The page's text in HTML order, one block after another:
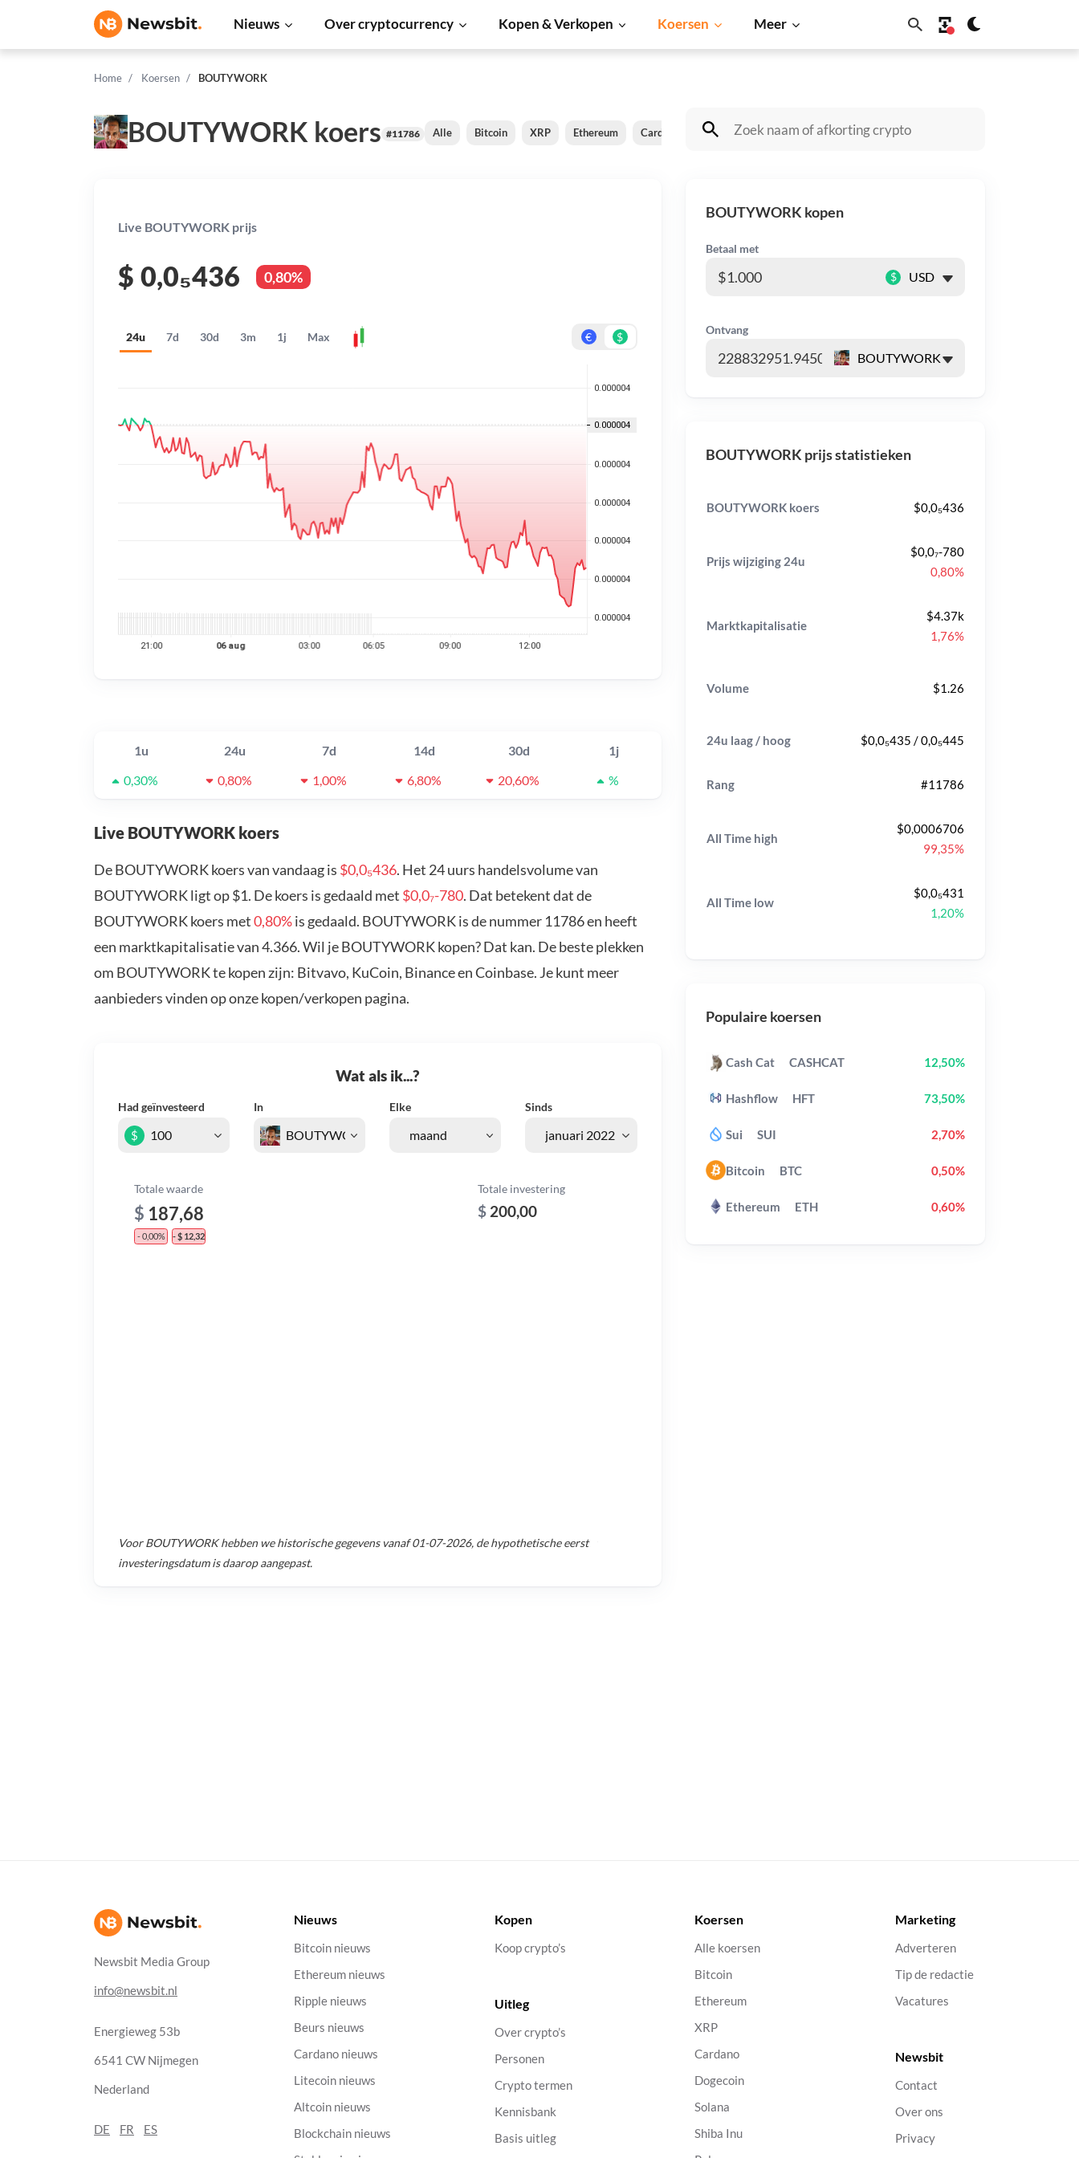
Nieuws Over cryptocurrency Kopen & Verkopen Koersen Meer
Home Koersen BOUTYWORK
BOUTYWORK koers #11786 Alle Bitcoin XRP Ethereum Cardano Shiba Inu Dogecoin Solana BNB
Live BOUTYWORK prijs
$ 0,0₅436 0,80%
24u 7d 30d 3m 1j Max € $
1u 24u 7d 14d 30d
1j
0,30%
0,80% 1,00% 6,80% 20,60% %
Live BOUTYWORK koers
De BOUTYWORK koers van vandaag is $0,0₅436. Het 24 uurs handelsvolume van
BOUTYWORK ligt op $1. De koers is gedaald met $0,0₇-780. Dat betekent dat de
BOUTYWORK koers met0,80%is gedaald. BOUTYWORK is de nummer 11786 en heeft
een marktkapitalisatie van 4.366. Wil je BOUTYWORK kopen? Dat kan. De beste plekken
om BOUTYWORK te kopen zijn: Bitvavo, KuCoin, Binance en Coinbase. Je kunt meer
aanbieders vinden op onze kopen/verkopen pagina.
Wat als ik...?
Had geïnvesteerd In Elke Sinds
$
Totale waarde
$ 187,68
- 0,00% - $ 12,32
Totale investering
$ 200,00
VoorBOUTYWORKhebben we historische gegevens vanaf01-07-2026, de hypothetische eerst
investeringsdatum is daarop aangepast.
BOUTYWORK kopen
Betaal met
$
Ontvang
BOUTYWORK prijs statistieken
BOUTYWORK koers $0,0₅436
Prijs wijziging 24u
$0,0₇-780
0,80%
Marktkapitalisatie
$4.37k
1,76%
Volume $1.26
24u laag / hoog $0,0₅435 / 0,0₅445
Rang #11786
All Time high
$0,0006706
99,35%
All Time low
$0,0₅431
1,20%
Populaire koersen
Cash Cat CASHCAT 12,50%
Hashflow HFT 73,50%
Sui SUI 2,70%
Bitcoin BTC 0,50%
Ethereum ETH 0,60%
Newsbit Media Group
info@newsbit.nl
Energieweg 53b
6541 CW Nijmegen
Nederland
DE FR ES
Nieuws
Bitcoin nieuws
Ethereum nieuws
Ripple nieuws
Beurs nieuws
Cardano nieuws
Litecoin nieuws
Altcoin nieuws
Blockchain nieuws
Kopen
Koop crypto’s
Uitleg
Over crypto’s
Personen
Crypto termen
Kennisbank
Basis uitleg
Koersen
Alle koersen
Bitcoin
Ethereum
XRP
Cardano
Dogecoin
Solana
Shiba Inu
Marketing
Adverteren
Tip de redactie
Vacatures
Newsbit
Contact
Over ons
Privacy